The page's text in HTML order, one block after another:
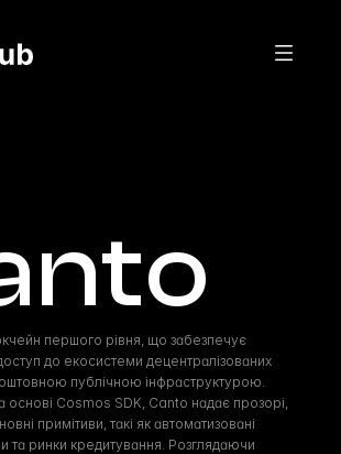
першого рівня, що забезпечує
до екосистеми децентралізованих
публічною інфраструктурою.
основі Cosmos SDK, Canto надає прозорі,
примітиви, такі як автоматизовані
та ринки кредитування. Розглядаючи